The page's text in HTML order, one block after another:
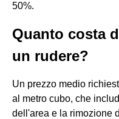
50%.
Quanto costa
un rudere?
Un prezzo medio
al metro cubo, che
dell'area e la rimozione